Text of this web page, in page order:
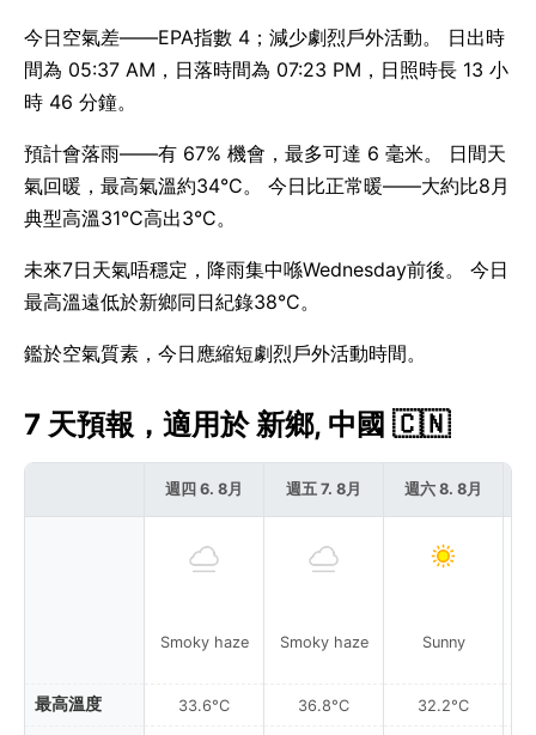
今日空氣差——EPA指數 4；減少劇烈戶外活動。 日出時
間為 05:37 AM，日落時間為 07:23 PM，日照時長 13 小
時 46 分鐘。
預計會落雨——有 67% 機會，最多可達 6 毫米。 日間天
氣回暖，最高氣溫約34°C。 今日比正常暖——大約比8月
典型高溫31°C高出3°C。
未來7日天氣唔穩定，降雨集中喺Wednesday前後。 今日
最高溫遠低於新鄉同日紀錄38°C。
鑑於空氣質素，今日應縮短劇烈戶外活動時間。
7 天預報，適用於 新鄉, 中國 🇨🇳
最高溫度
週四 6. 8月
Smoky haze
33.6°C
週五 7. 8月
Smoky haze
36.8°C
週六 8. 8月
Sunny
32.2°C